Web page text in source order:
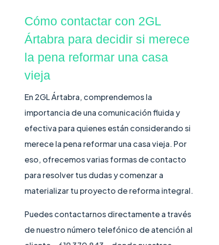
Cómo contactar con 2GL
Ártabra para decidir si merece
la pena reformar una casa
vieja
En 2GL Ártabra, comprendemos la
importancia de una comunicación fluida y
efectiva para quienes están considerando si
merece la pena reformar una casa vieja. Por
eso, ofrecemos varias formas de contacto
para resolver tus dudas y comenzar a
materializar tu proyecto de reforma integral.
Puedes contactarnos directamente a través
de nuestro número telefónico de atención al